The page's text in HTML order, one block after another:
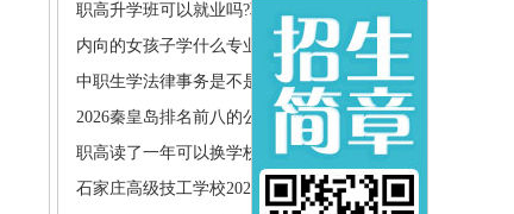
职高升学班可以就业吗?职高生就业..
内向的女孩子学什么专业好？这4点..
中职生学法律事务是不是没用?什么..
2026秦皇岛排名前八的公办中职学..
职高读了一年可以换学校吗?转学需..
石家庄高级技工学校2026年招生简章